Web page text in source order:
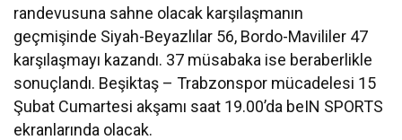
randevusuna sahne olacak karşılaşmanın
geçmişinde Siyah-Beyazlılar 56, Bordo-Mavililer 47
karşılaşmayı kazandı. 37 müsabaka ise beraberlikle
sonuçlandı. Beşiktaş – Trabzonspor mücadelesi 15
Şubat Cumartesi akşamı saat 19.00’da beIN SPORTS
ekranlarında olacak.